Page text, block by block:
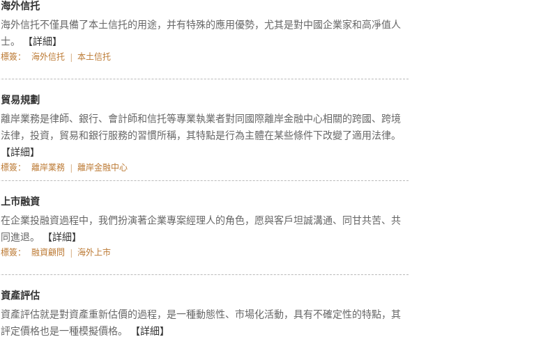
海外信托
海外信托不僅具備了本土信托的用途，并有特殊的應用優勢，尤其是對中國企業家和高凈值人
士。
【詳細】
標簽： 海外信托 本土信托
貿易規劃
離岸業務是律師、銀行、會計師和信托等專業執業者對同國際離岸金融中心相關的跨國、跨境
法律，投資，貿易和銀行服務的習慣所稱，其特點是行為主體在某些條件下改變了適用法律。
【詳細】
標簽： 離岸業務 離岸金融中心
上市融資
在企業投融資過程中，我們扮演著企業專案經理人的角色，愿與客戶坦誠溝通、同甘共苦、共
同進退。
【詳細】
標簽： 融資顧問 海外上市
資產評估
資產評估就是對資產重新估價的過程，是一種動態性、市場化活動，具有不確定性的特點，其
評定價格也是一種模擬價格。
【詳細】